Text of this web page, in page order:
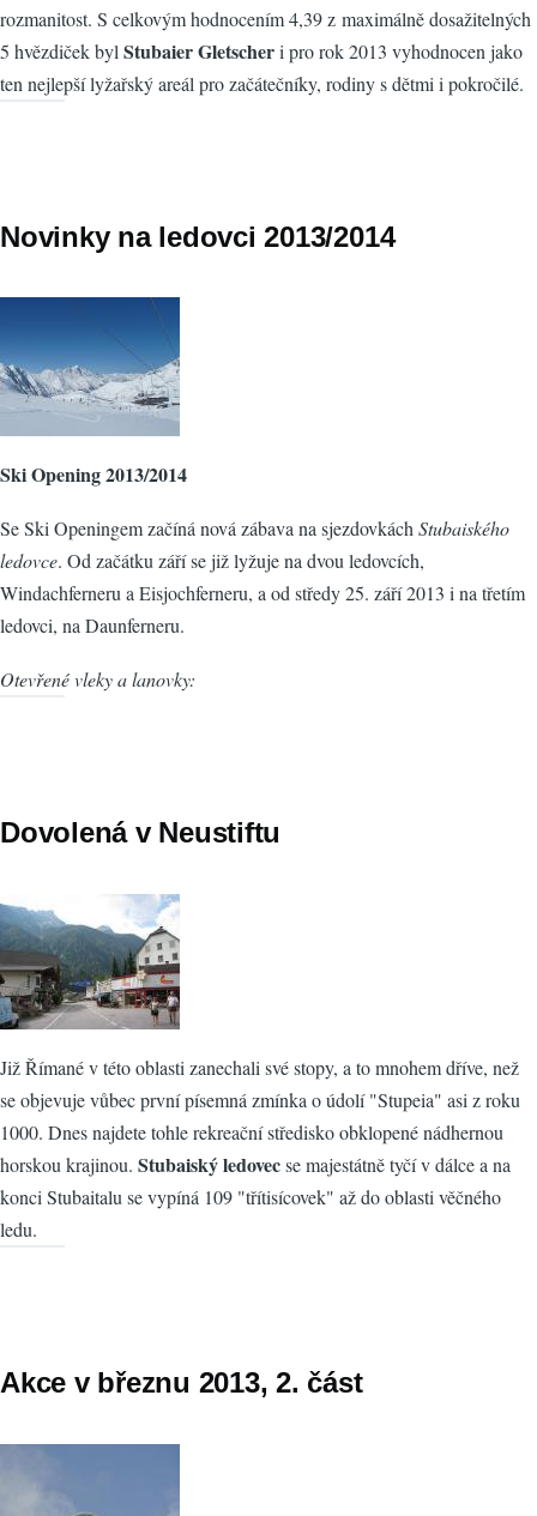
rozmanitost. S celkovým hodnocením 4,39 z maximálně dosažitelných
5 hvězdiček byl Stubaier Gletscheri pro rok 2013 vyhodnocen jako
ten nejlepší lyžařský areál pro začátečníky, rodiny s dětmi i pokročilé.
Novinky na ledovci 2013/2014
Ski Opening 2013/2014
Se Ski Openingem začíná nová zábava na sjezdovkáchStubaiského
ledovce. Od začátku září se již lyžuje na dvou ledovcích,
Windachferneru a Eisjochferneru, a od středy 25. září 2013 i na třetím
ledovci, na Daunferneru.
Otevřené vleky a lanovky:
Dovolená v Neustiftu
Již Římané v této oblasti zanechali své stopy, a to mnohem dříve, než
se objevuje vůbec první písemná zmínka o údolí "Stupeia" asi z roku
1000. Dnes najdete tohle rekreační středisko obklopené nádhernou
horskou krajinou. Stubaiský ledovecse majestátně tyčí v dálce a na
konci Stubaitalu se vypíná 109 "třítisícovek" až do oblasti věčného
ledu.
Akce v březnu 2013, 2. část